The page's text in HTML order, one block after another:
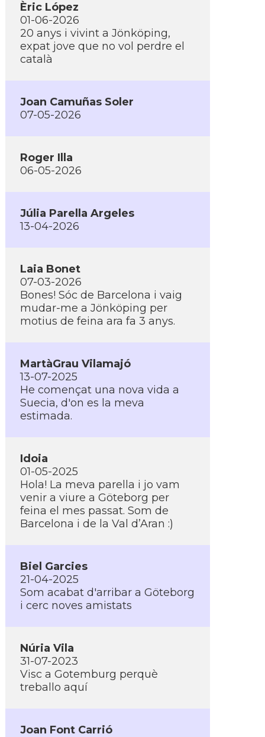
Èric López
01-06-2026
20 anys i vivint a Jönköping,
expat jove que no vol perdre el
català
Joan Camuñas Soler
07-05-2026
Roger Illa
06-05-2026
Júlia Parella Argeles
13-04-2026
Laia Bonet
07-03-2026
Bones! Sóc de Barcelona i vaig
mudar-me a Jönköping per
motius de feina ara fa 3 anys.
MartàGrau Vilamajó
13-07-2025
He començat una nova vida a
Suecia, d'on es la meva
estimada.
Idoia
01-05-2025
Hola! La meva parella i jo vam
venir a viure a Göteborg per
feina el mes passat. Som de
Barcelona i de la Val d’Aran :)
Biel Garcies
21-04-2025
Som acabat d'arribar a Göteborg
i cerc noves amistats
Núria Vila
31-07-2023
Visc a Gotemburg perquè
treballo aquí­
Joan Font Carrió